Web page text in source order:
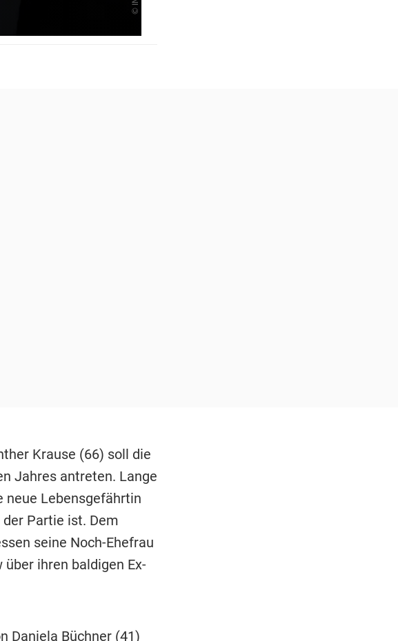
Krause (66) soll die
Jahres antreten. Lange
neue Lebensgefährtin
Partie ist. Dem
seine Noch-Ehefrau
ihren baldigen Ex-
Daniela Büchner (41)